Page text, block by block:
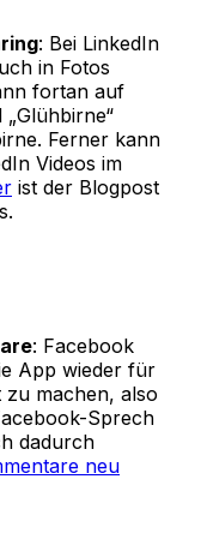
: Bei LinkedIn
in Fotos
fortan auf
„Glühbirne“
Ferner kann
Videos im
ist der Blogpost
: Facebook
App wieder für
machen, also
Sprech
dadurch
neu